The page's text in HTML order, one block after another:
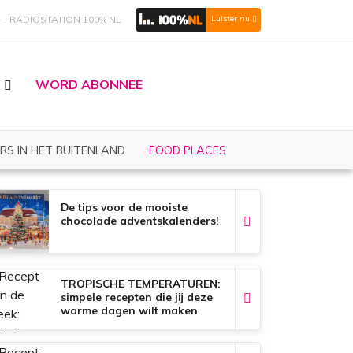
RADIOSTATION 100% NL Luister nu
IN HET BUITENLAND FOOD PLACES
WORD ABONNEE
De tips voor de mooiste
chocolade adventskalenders!
TROPISCHE TEMPERATUREN:
simpele recepten die jij deze
warme dagen wilt maken